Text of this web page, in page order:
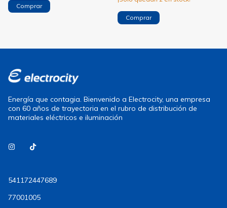
Comprar
Comprar
Energía que contagia. Bienvenido a Electrocity, una empresa
con 60 años de trayectoria en el rubro de distribución de
materiales eléctricos e iluminación
541172447689
77001005